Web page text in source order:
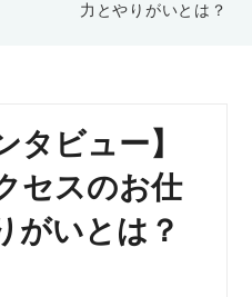
力とやりがいとは？
タビュー】
セスのお仕
がいとは？